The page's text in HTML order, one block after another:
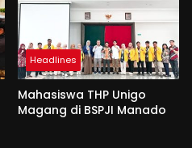
Headlines
Mahasiswa THP Unigo
Magang di BSPJI Manado